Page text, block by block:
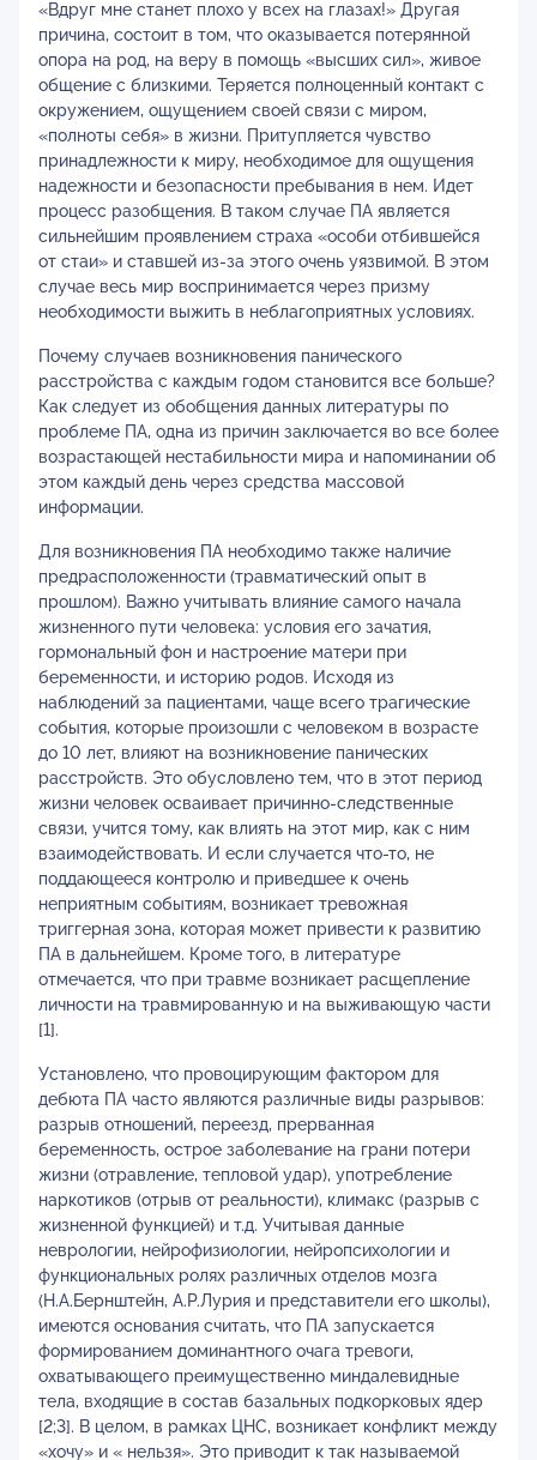
«Вдруг мне станет плохо у всех на глазах!» Другая
причина, состоит в том, что оказывается потерянной
опора на род, на веру в помощь «высших сил», живое
общение с близкими. Теряется полноценный контакт с
окружением, ощущением своей связи с миром,
«полноты себя» в жизни. Притупляется чувство
принадлежности к миру, необходимое для ощущения
надежности и безопасности пребывания в нем. Идет
процесс разобщения. В таком случае ПА является
сильнейшим проявлением страха «особи отбившейся
от стаи» и ставшей из-за этого очень уязвимой. В этом
случае весь мир воспринимается через призму
необходимости выжить в неблагоприятных условиях.
Почему случаев возникновения панического
расстройства с каждым годом становится все больше?
Как следует из обобщения данных литературы по
проблеме ПА, одна из причин заключается во все более
возрастающей нестабильности мира и напоминании об
этом каждый день через средства массовой
информации.
Для возникновения ПА необходимо также наличие
предрасположенности (травматический опыт в
прошлом). Важно учитывать влияние самого начала
жизненного пути человека: условия его зачатия,
гормональный фон и настроение матери при
беременности, и историю родов. Исходя из
наблюдений за пациентами, чаще всего трагические
события, которые произошли с человеком в возрасте
до 10 лет, влияют на возникновение панических
расстройств. Это обусловлено тем, что в этот период
жизни человек осваивает причинно-следственные
связи, учится тому, как влиять на этот мир, как с ним
взаимодействовать. И если случается что-то, не
поддающееся контролю и приведшее к очень
неприятным событиям, возникает тревожная
триггерная зона, которая может привести к развитию
ПА в дальнейшем. Кроме того, в литературе
отмечается, что при травме возникает расщепление
личности на травмированную и на выживающую части
[1].
Установлено, что провоцирующим фактором для
дебюта ПА часто являются различные виды разрывов:
разрыв отношений, переезд, прерванная
беременность, острое заболевание на грани потери
жизни (отравление, тепловой удар), употребление
наркотиков (отрыв от реальности), климакс (разрыв с
жизненной функцией) и т.д. Учитывая данные
неврологии, нейрофизиологии, нейропсихологии и
функциональных ролях различных отделов мозга
(Н.А.Бернштейн, А.Р.Лурия и представители его школы),
имеются основания считать, что ПА запускается
формированием доминантного очага тревоги,
охватывающего преимущественно миндалевидные
тела, входящие в состав базальных подкорковых ядер
[2;3]. В целом, в рамках ЦНС, возникает конфликт между
«хочу» и « нельзя». Это приводит к так называемой